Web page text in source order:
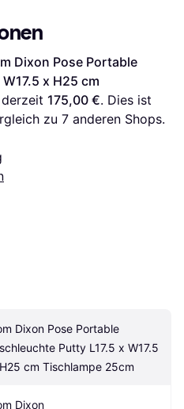
Dixon Pose Portable
x H25 cm
175,00 €. Dies ist
zu 7 anderen Shops.
Dixon Pose Portable
Putty L17.5 x W17.5
cm Tischlampe 25cm
Dixon